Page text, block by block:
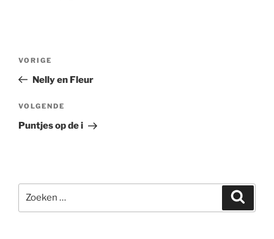
Vorig
bericht
VORIGE
Nelly en Fleur
Volgend
bericht
VOLGENDE
Puntjes op de i
naar: